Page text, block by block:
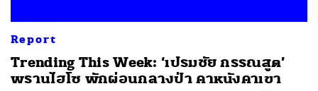
Report
Trending This Week: ‘เปรมชัย กรรณสูต’
พรานไฮโซ พักผ่อนกลางป่า คาหนังคาเขา
ค้นหา
SHARE TWEET LINE EMAIL